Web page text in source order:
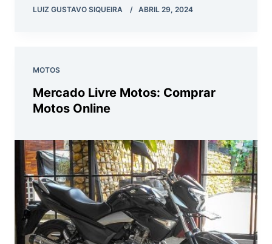
LUIZ GUSTAVO SIQUEIRA ABRIL 29, 2024
MOTOS
Mercado Livre Motos: Comprar
Motos Online